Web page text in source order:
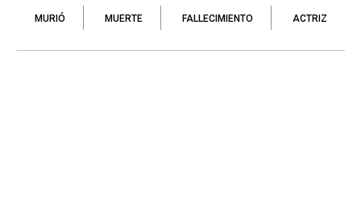
MURIÓ MUERTE FALLECIMIENTO ACTRIZ